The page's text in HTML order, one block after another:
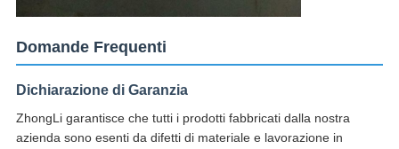
Domande Frequenti
Dichiarazione di Garanzia
ZhongLi garantisce che tutti i prodotti fabbricati dalla nostra
azienda sono esenti da difetti di materiale e lavorazione in